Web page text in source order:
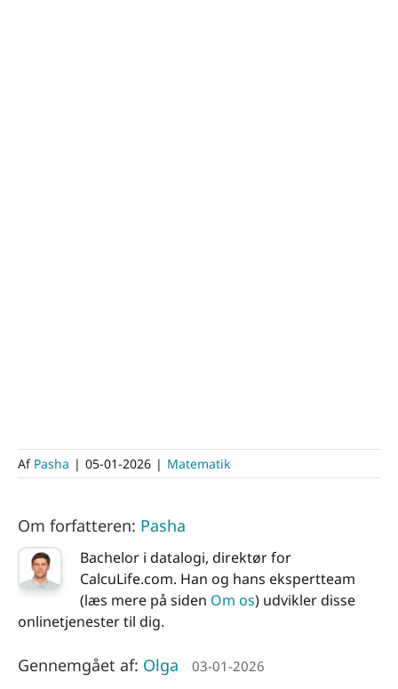
Af Pasha | 05-01-2026 | Matematik
Om forfatteren: Pasha
Bachelor i datalogi, direktør for
CalcuLife.com. Han og hans ekspertteam
(læs mere på siden Om os) udvikler disse
onlinetjenester til dig.
Gennemgået af: Olga 03-01-2026